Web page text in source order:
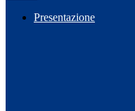
Presentazione